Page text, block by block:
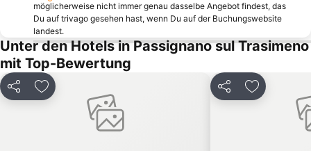
Centro storico di Solomeo
Antognolla Golf
Cenerente
Maledetti Toscani
Piazza Grande
Centro Storico
Piazza grande
Santuario di Rivotorto
möglicherweise nicht immer genau dasselbe Angebot findest, das
Du auf trivago gesehen hast, wenn Du auf der Buchungswebsite
landest.
Unter den Hotels in Passignano sul Trasimeno
mit Top-Bewertung
Teilen Zu Favoriten hinzufügen Teilen Zu